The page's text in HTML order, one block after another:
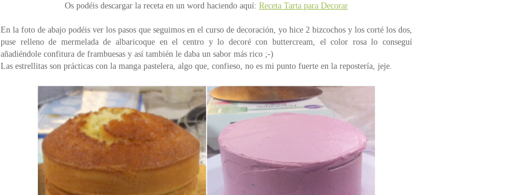
Os podéis descargar la receta en un word haciendo aquí: Receta Tarta para Decorar
En la foto de abajo podéis ver los pasos que seguimos en el curso de decoración, yo hice 2 bizcochos y los corté los dos,
puse relleno de mermelada de albaricoque en el centro y lo decoré con buttercream, el color rosa lo conseguí
añadiéndole confitura de frambuesas y así también le daba un sabor más rico ;-)
Las estrellitas son prácticas con la manga pastelera, algo que, confieso, no es mi punto fuerte en la repostería, jeje.